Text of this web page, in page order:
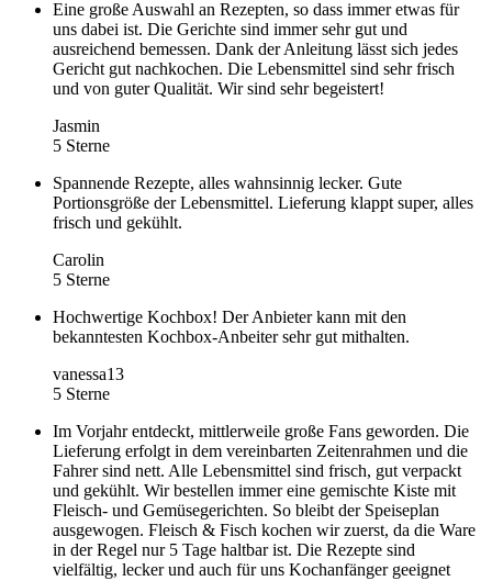
Eine große Auswahl an Rezepten, so dass immer etwas für
uns dabei ist. Die Gerichte sind immer sehr gut und
ausreichend bemessen. Dank der Anleitung lässt sich jedes
Gericht gut nachkochen. Die Lebensmittel sind sehr frisch
und von guter Qualität. Wir sind sehr begeistert!
Jasmin
5 Sterne
Spannende Rezepte, alles wahnsinnig lecker. Gute
Portionsgröße der Lebensmittel. Lieferung klappt super, alles
frisch und gekühlt.
Carolin
5 Sterne
Hochwertige Kochbox! Der Anbieter kann mit den
bekanntesten Kochbox-Anbeiter sehr gut mithalten.
vanessa13
5 Sterne
Im Vorjahr entdeckt, mittlerweile große Fans geworden. Die
Lieferung erfolgt in dem vereinbarten Zeitenrahmen und die
Fahrer sind nett. Alle Lebensmittel sind frisch, gut verpackt
und gekühlt. Wir bestellen immer eine gemischte Kiste mit
Fleisch- und Gemüsegerichten. So bleibt der Speiseplan
ausgewogen. Fleisch & Fisch kochen wir zuerst, da die Ware
in der Regel nur 5 Tage haltbar ist. Die Rezepte sind
vielfältig, lecker und auch für uns Kochanfänger geeignet